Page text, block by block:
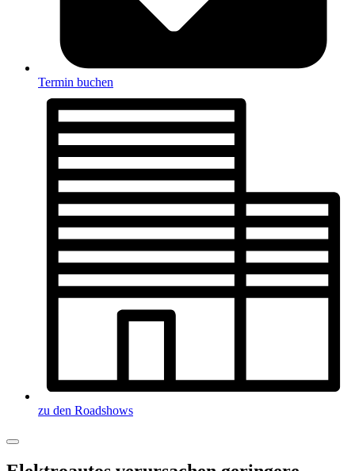
Termin buchen
zu den Roadshows